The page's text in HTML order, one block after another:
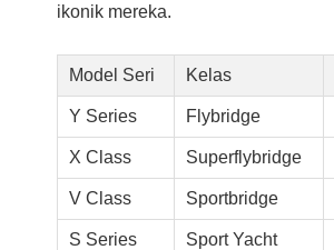
ikonik mereka.
Model Seri Kelas
Y Series Flybridge
X Class Superflybridge
V Class Sportbridge
S Series Sport Yacht